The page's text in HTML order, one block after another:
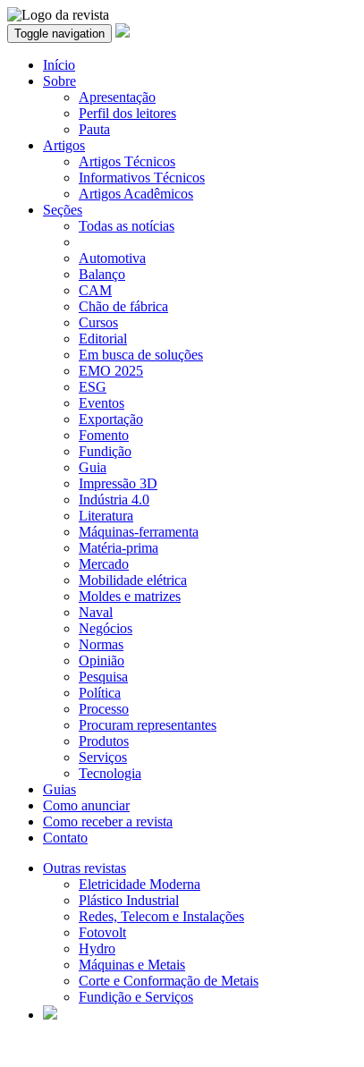
Toggle navigation
Início
Sobre
Apresentação
Perfil dos leitores
Pauta
Artigos
Artigos Técnicos
Informativos Técnicos
Artigos Acadêmicos
Seções
Todas as notícias
Automotiva
Balanço
CAM
Chão de fábrica
Cursos
Editorial
Em busca de soluções
EMO 2025
ESG
Eventos
Exportação
Fomento
Fundição
Guia
Impressão 3D
Indústria 4.0
Literatura
Máquinas-ferramenta
Matéria-prima
Mercado
Mobilidade elétrica
Moldes e matrizes
Naval
Negócios
Normas
Opinião
Pesquisa
Política
Processo
Procuram representantes
Produtos
Serviços
Tecnologia
Guias
Como anunciar
Como receber a revista
Contato
Outras revistas
Eletricidade Moderna
Plástico Industrial
Redes, Telecom e Instalações
Fotovolt
Hydro
Máquinas e Metais
Corte e Conformação de Metais
Fundição e Serviços